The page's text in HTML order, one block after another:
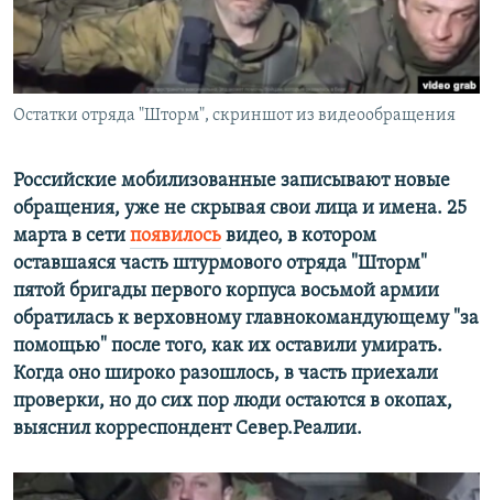
Остатки отряда "Шторм", скриншот из видеообращения
Российские мобилизованные записывают новые
обращения, уже не скрывая свои лица и имена. 25
марта в сети появилось видео, в котором
оставшаяся часть штурмового отряда "Шторм"
пятой бригады первого корпуса восьмой армии
обратилась к верховному главнокомандующему "за
помощью" после того, как их оставили умирать.
Когда оно широко разошлось, в часть приехали
проверки, но до сих пор люди остаются в окопах,
выяснил корреспондент Север.Реалии.